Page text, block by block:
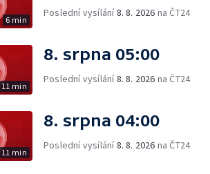
6 min
Poslední vysílání8. 8. 2026 na ČT24
11 min
8. srpna 05:00
Poslední vysílání8. 8. 2026 na ČT24
11 min
8. srpna 04:00
Poslední vysílání8. 8. 2026 na ČT24